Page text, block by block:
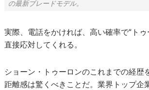
の最新ブレードモデル。
実際、電話をかければ、高い確率で“ト
直接応対してくれる。
ショーン・トゥーロンのこれまでの経歴
距離感は驚くべきことだ。業界トップ企